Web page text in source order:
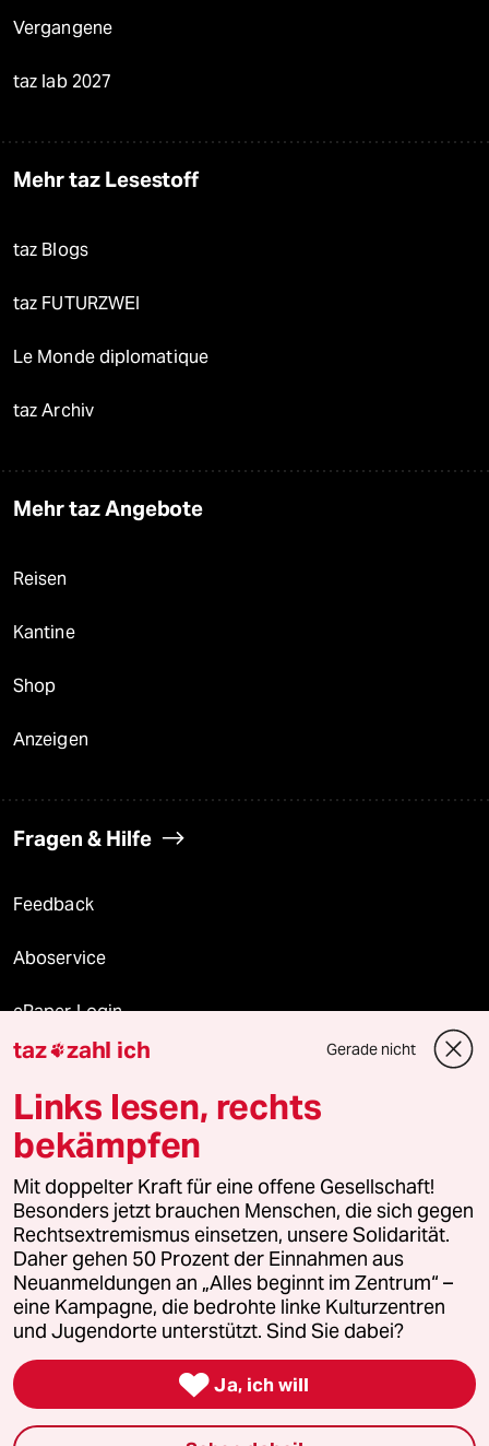
Vergangene
taz lab 2027
Mehr taz Lesestoff
taz Blogs
taz FUTURZWEI
Le Monde diplomatique
taz Archiv
Mehr taz Angebote
Reisen
Kantine
Shop
Anzeigen
Fragen & Hilfe
Feedback
Aboservice
ePaper Login
Downloads für Abonnierende
© 2026 taz Verlags und Vertriebs GmbH
Alle Rechte vorbehalten. Bei rechtlichen Fragen oder für Genehmigungen
wenden Sie sich bitte an lizenzen@taz.de
Feedback Redaktionsstatut Kommune-Richtlinien
Leitlinie Informant Datenschutz Impressum AGB
Seitenwende Einwilligungen widerrufen (Ads)
taz zahl ich Gerade nicht
Links lesen, rechts
bekämpfen
Mit doppelter Kraft für eine offene Gesellschaft!
Besonders jetzt brauchen Menschen, die sich gegen
Rechtsextremismus einsetzen, unsere Solidarität.
Daher gehen 50 Prozent der Einnahmen aus
Neuanmeldungen an „Alles beginnt im Zentrum“ –
eine Kampagne, die bedrohte linke Kulturzentren
und Jugendorte unterstützt. Sind Sie dabei?
 Ja, ich will